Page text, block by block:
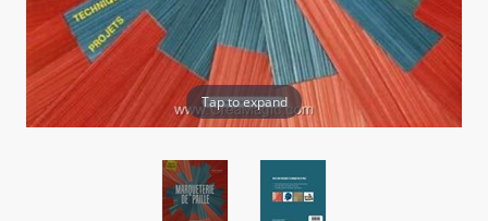
Tap to expand